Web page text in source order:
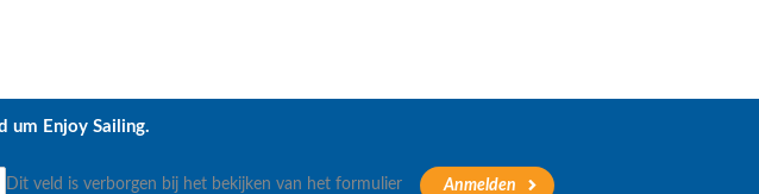
um Enjoy Sailing.
Dit veld is verborgen bij het bekijken van het formulier